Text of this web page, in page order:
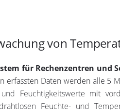
von
für Rechenzentren und
erfassten Daten werden alle
Feuchtigkeitswerte mit
Feuchte- und